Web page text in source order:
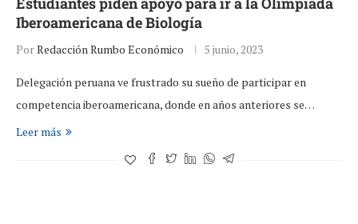
Iberoamericana de Biología
PorRedacción Rumbo Económico 5 junio, 2023
Delegación peruana ve frustrado su sueño de participar en
competencia iberoamericana, donde en años anteriores se…
Leer más